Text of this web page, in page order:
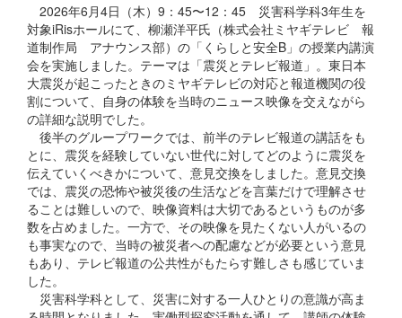
2026年6月4日（木）9：45〜12：45 災害科学科3年生を
対象iRisホールにて、柳瀬洋平氏（株式会社ミヤギテレビ 報
道制作局 アナウンス部）の「くらしと安全B」の授業内講演
会を実施しました。テーマは「震災とテレビ報道」。東日本
大震災が起こったときのミヤギテレビの対応と報道機関の役
割について、自身の体験を当時のニュース映像を交えながら
の詳細な説明でした。
後半のグループワークでは、前半のテレビ報道の講話をも
とに、震災を経験していない世代に対してどのように震災を
伝えていくべきかについて、意見交換をしました。意見交換
では、震災の恐怖や被災後の生活などを言葉だけで理解させ
ることは難しいので、映像資料は大切であるというものが多
数を占めました。一方で、その映像を見たくない人がいるの
も事実なので、当時の被災者への配慮などが必要という意見
もあり、テレビ報道の公共性がもたらす難しさも感じていま
した。
災害科学科として、災害に対する一人ひとりの意識が高ま